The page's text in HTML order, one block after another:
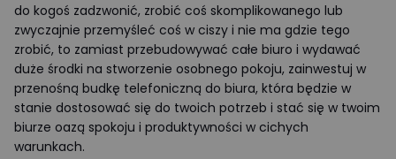
do kogoś zadzwonić, zrobić coś skomplikowanego lub
zwyczajnie przemyśleć coś w ciszy i nie ma gdzie tego
zrobić, to zamiast przebudowywać całe biuro i wydawać
duże środki na stworzenie osobnego pokoju, zainwestuj w
przenośną budkę telefoniczną do biura, która będzie w
stanie dostosować się do twoich potrzeb i stać się w twoim
biurze oazą spokoju i produktywności w cichych
warunkach.